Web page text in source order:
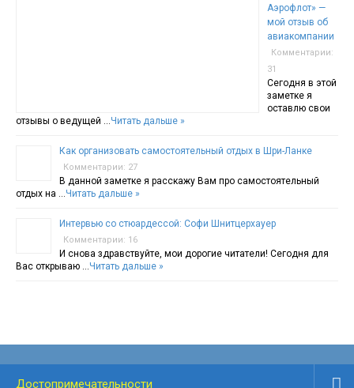
Аэрофлот» —
мой отзыв об
авиакомпании
Комментарии:
31
Сегодня в этой
заметке я
оставлю свои
отзывы о ведущей … Читать дальше »
Как организовать самостоятельный отдых в Шри-Ланке
Комментарии: 27
В данной заметке я расскажу Вам про самостоятельный
отдых на … Читать дальше »
Интервью со стюардессой: Софи Шнитцерхауер
Комментарии: 16
И снова здравствуйте, мои дорогие читатели! Сегодня для
Вас открываю … Читать дальше »
Достопримечательности